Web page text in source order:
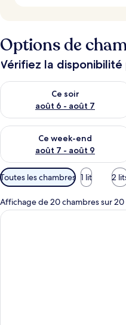
Options de
Vérifiez la
Ce soir
août 6 - août 7
Vérifier la disponibilité pour
Ce week-end
août 7 - août 9
Vérifier la disponibilité pour
Filtres
disponibles
pour
les
Toutes les chambres 1 lit 2
Affichage de 20 chambres sur 20